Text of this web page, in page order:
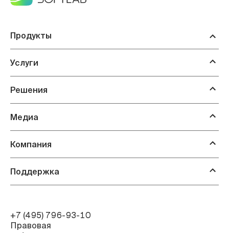
инфраструктуры: Стоит особенно отметить
Продукты
Услуги
Решения
Медиа
Компания
Поддержка
+7 (495) 796-93-10
Правовая